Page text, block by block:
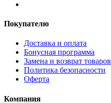
Покупателю
Доставка и оплата
Бонусная программа
Замена и возврат товаров
Политика безопасности
Оферта
Компания